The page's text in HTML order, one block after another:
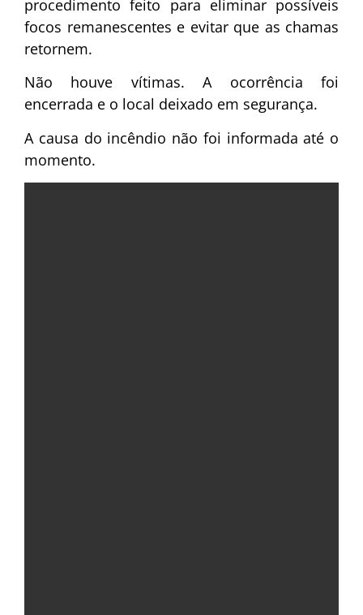
procedimento feito para eliminar possíveis
focos remanescentes e evitar que as chamas
retornem.
Não houve vítimas. A ocorrência foi
encerrada e o local deixado em segurança.
A causa do incêndio não foi informada até o
momento.